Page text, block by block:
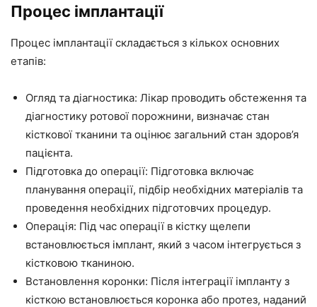
Процес імплантації
Процес імплантації складається з кількох основних
етапів:
Огляд та діагностика: Лікар проводить обстеження та
діагностику ротової порожнини, визначає стан
кісткової тканини та оцінює загальний стан здоров’я
пацієнта.
Підготовка до операції: Підготовка включає
планування операції, підбір необхідних матеріалів та
проведення необхідних підготовчих процедур.
Операція: Під час операції в кістку щелепи
встановлюється імплант, який з часом інтегрується з
кістковою тканиною.
Встановлення коронки: Після інтеграції імпланту з
кісткою встановлюється коронка або протез, наданий